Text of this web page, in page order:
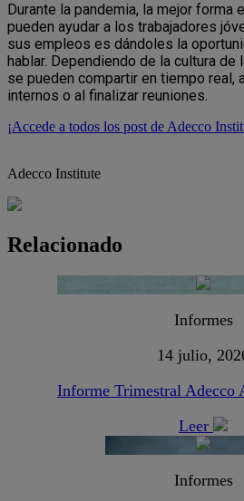
Durante la pandemia, la mejor forma
pueden ayudar a los trabajadores
sus empleos es dándoles la
hablar. Dependiendo de la cultura de
se pueden compartir en tiempo real,
internos o al finalizar reuniones.
¡Accede a todos los post de Adecco
Adecco Institute
Relacionado
Informes
14 julio,
Informe Trimestral Adecco
Leer
Informes